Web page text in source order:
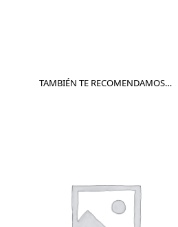
TAMBIÉN TE RECOMENDAMOS…